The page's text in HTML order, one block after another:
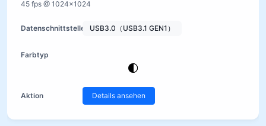
45 fps @ 1024×1024
USB3.0（USB3.1 GEN1）
Details ansehen